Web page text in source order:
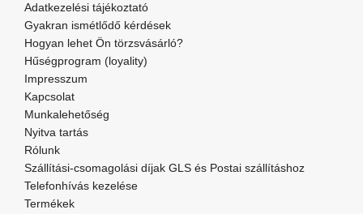
Adatkezelési tájékoztató
Gyakran ismétlődő kérdések
Hogyan lehet Ön törzsvásárló?
Hűségprogram (loyality)
Impresszum
Kapcsolat
Munkalehetőség
Nyitva tartás
Rólunk
Szállítási-csomagolási díjak GLS és Postai szállításhoz
Telefonhívás kezelése
Termékek